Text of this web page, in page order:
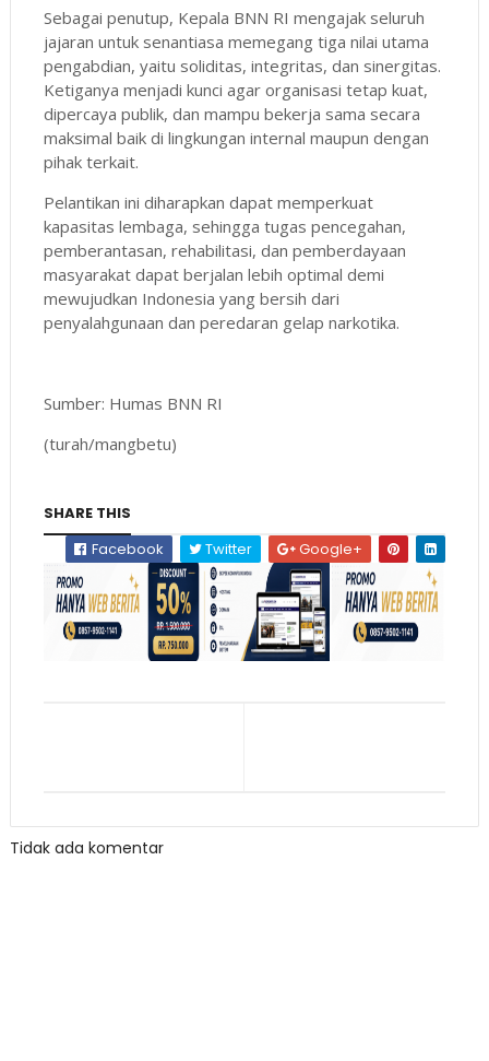
Sebagai penutup, Kepala BNN RI mengajak seluruh
jajaran untuk senantiasa memegang tiga nilai utama
pengabdian, yaitu soliditas, integritas, dan sinergitas.
Ketiganya menjadi kunci agar organisasi tetap kuat,
dipercaya publik, dan mampu bekerja sama secara
maksimal baik di lingkungan internal maupun dengan
pihak terkait.
Pelantikan ini diharapkan dapat memperkuat
kapasitas lembaga, sehingga tugas pencegahan,
pemberantasan, rehabilitasi, dan pemberdayaan
masyarakat dapat berjalan lebih optimal demi
mewujudkan Indonesia yang bersih dari
penyalahgunaan dan peredaran gelap narkotika.
Sumber: Humas BNN RI
(turah/mangbetu)
SHARE THIS
Facebook
Twitter Google+
Tidak ada komentar